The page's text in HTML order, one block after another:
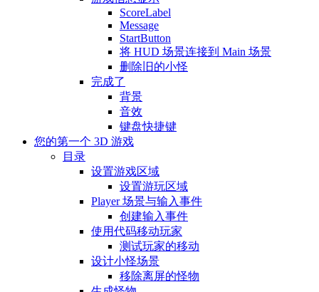
ScoreLabel
Message
StartButton
将 HUD 场景连接到 Main 场景
删除旧的小怪
完成了
背景
音效
键盘快捷键
您的第一个 3D 游戏
目录
设置游戏区域
设置游玩区域
Player 场景与输入事件
创建输入事件
使用代码移动玩家
测试玩家的移动
设计小怪场景
移除离屏的怪物